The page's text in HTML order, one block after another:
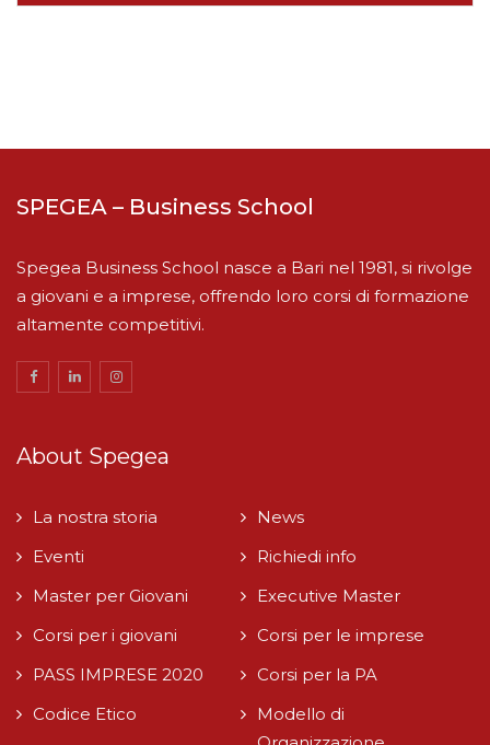
SPEGEA – Business School
Spegea Business School nasce a Bari nel 1981, si rivolge
a giovani e a imprese, offrendo loro corsi di formazione
altamente competitivi.
About Spegea
La nostra storia
News
Eventi
Richiedi info
Master per Giovani
Executive Master
Corsi per i giovani
Corsi per le imprese
PASS IMPRESE 2020
Corsi per la PA
Codice Etico
Modello di